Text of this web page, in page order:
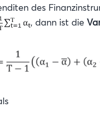
des
, dann ist die